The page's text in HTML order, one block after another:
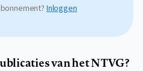
Inloggen
van het NTVG?